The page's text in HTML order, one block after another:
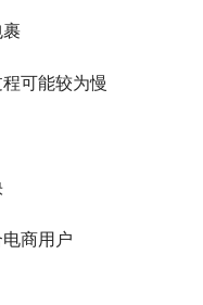
裹
程可能较为慢
电商用户